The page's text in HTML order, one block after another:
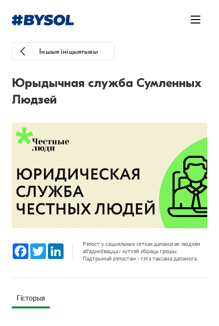
Іншыя ініцыятывы
Юрыдычная служба Сумленных
Людзей
Facebook
Twitter LinkedInРэпост у сацыяльных сетках дапамагае людзям
аб'ядноўвацца і хутчэй збіраць грошы.
Падтрымай рэпостам - гэта таксама дапамога.
Гісторыя